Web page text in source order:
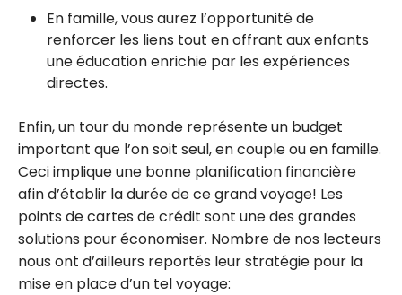
En famille, vous aurez l’opportunité de
renforcer les liens tout en offrant aux enfants
une éducation enrichie par les expériences
directes.
Enfin, un tour du monde représente un budget
important que l’on soit seul, en couple ou en famille.
Ceci implique une bonne planification financière
afin d’établir la durée de ce grand voyage! Les
points de cartes de crédit sont une des grandes
solutions pour économiser. Nombre de nos lecteurs
nous ont d’ailleurs reportés leur stratégie pour la
mise en place d’un tel voyage: